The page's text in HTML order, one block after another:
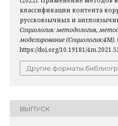
классификации контента
русскоязычных и
Социология: методология,
моделирование (Социология:4М),
https://doi.org/10.19181/
Другие форматы
ВЫПУСК